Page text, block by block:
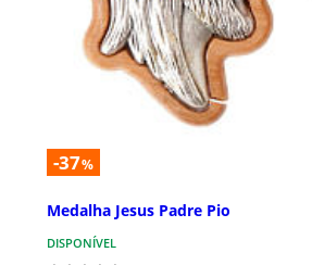
-37%
Medalha Jesus Padre Pio
DISPONÍVEL